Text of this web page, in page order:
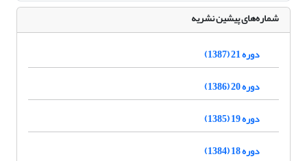
شماره‌های پیشین نشریه
دوره 21 (1387)
دوره 20 (1386)
دوره 19 (1385)
دوره 18 (1384)